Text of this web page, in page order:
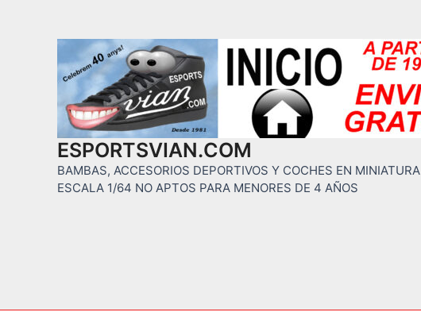
ESPORTSVIAN.COM
BAMBAS, ACCESORIOS DEPORTIVOS Y COCHES EN MINIATURA
ESCALA 1/64 NO APTOS PARA MENORES DE 4 AÑOS